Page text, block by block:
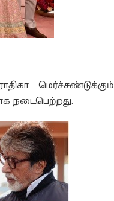
மெர்ச்சண்டுக்கும்
நடைபெற்றது.